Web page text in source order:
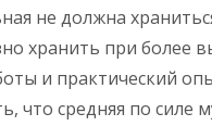
не должна
хранить при более
и практический
что средняя по